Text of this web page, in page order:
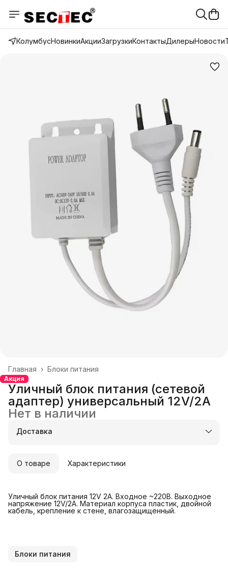
КолумбусНовинкиАкцииЗагрузкиКонтактыДилерыНовости
Блоки питания
Главная ›
Акция
Уличный блок питания (сетевой
адаптер) универсальный 12V/2A
Нет в наличии
Доставка
О товаре Характеристики
Уличный блок питания 12V 2A. Входное ~220В. Выходное
напряжение 12V/2A. Материал корпуса пластик, двойной
кабель, крепление к стене, влагозащищенный.
Блоки питания